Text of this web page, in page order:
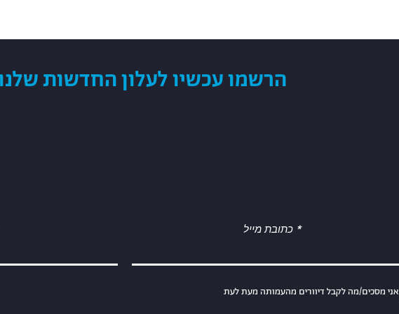
הרשמו עכשיו לעלון החדשות
כתובת מייל
אני מסכים/מה לקבל דיוורים מהעמותה מעת לעת